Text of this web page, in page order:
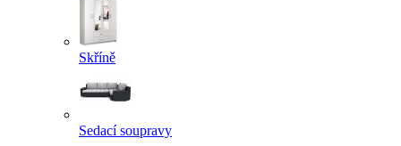
Skříně
Sedací soupravy